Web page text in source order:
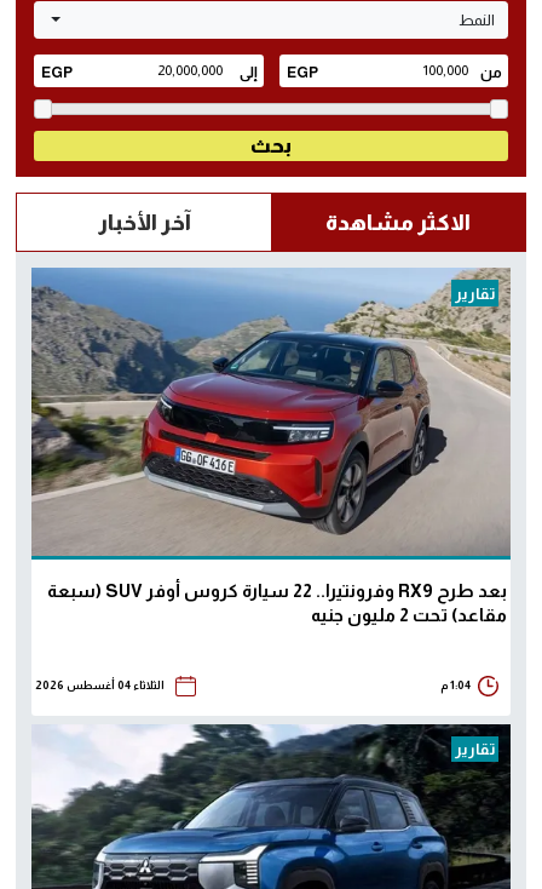
النمط
الاكثر مشاهدة آخر الأخبار
تقارير
بعد طرح RX9 وفرونتيرا.. 22 سيارة كروس أوفر SUV (سبعة
مقاعد) تحت 2 مليون جنيه
1:04 م الثلاثاء 04 أغسطس 2026
تقارير